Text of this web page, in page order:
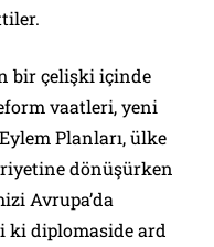
bir çelişki içinde
vaatleri, yeni
Planları, ülke
dönüşürken
Avrupa’da
ki diplomaside ard